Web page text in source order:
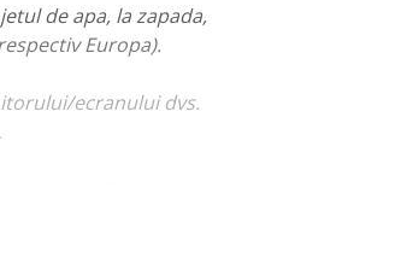
de apa, la zapada,
Europa).
ecranului dvs.